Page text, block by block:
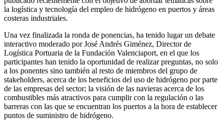
la logística y tecnología del empleo de hidrógeno en puertos y áreas
costeras industriales.
Una vez finalizada la ronda de ponencias, ha tenido lugar un debate
interactivo moderado por José Andrés Giménez, Director de
Logística Portuaria de la Fundación Valenciaport, en el que los
participantes han tenido la oportunidad de realizar preguntas, no solo
a los ponentes sino también al resto de miembros del grupo de
stakeholders, acerca de los beneficios del uso de hidrógeno por parte
de las empresas del sector; la visión de las navieras acerca de los
combustibles más atractivos para cumplir con la regulación o las
barreras con las que se encuentran los puertos a la hora de establecer
puntos de suministro de hidrógeno.